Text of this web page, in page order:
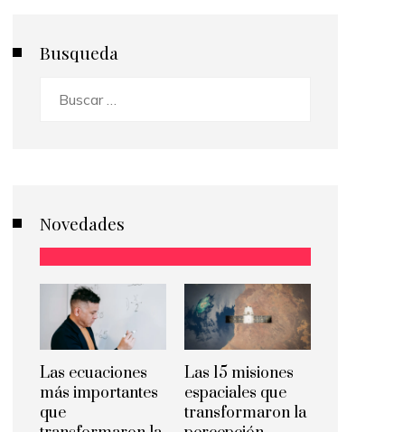
Busqueda
Novedades
Las ecuaciones
más importantes
que
Las 15 misiones
espaciales que
transformaron la